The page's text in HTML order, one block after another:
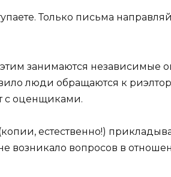
Только письма
занимаются
люди обращаются к
с оценщиками.
естественно!)
возникало вопросов в